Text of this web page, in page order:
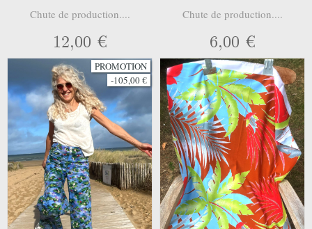
Chute de production....
12,00 €
Chute de production....
6,00 €
PROMOTION
-105,00 €